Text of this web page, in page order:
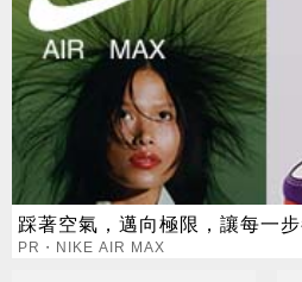
踩著空氣，邁向極限，讓每一
PR・NIKE AIR MAX